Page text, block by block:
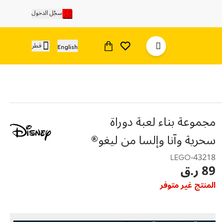
سجّل الدخول
English قطر
مجموعة بناء لعبة دوراة
سحرية وآنا وإلسا من ليغو®
43218-LEGO
89 ر.ق
المنتج غير متوفر